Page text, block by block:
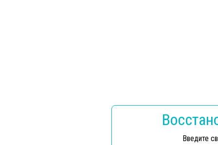
Введите